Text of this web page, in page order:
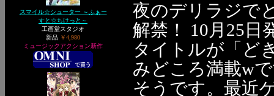
スマイル☆シューター ～ふぁー
すと☆ちけっと～
工画堂スタジオ
新品 ￥4,980
ミュージックアクション新作
夜のデリラジで
解禁！ 10月25日
タイトルが「ど
みどころ満載w
そうです。最近